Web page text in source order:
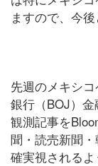
ますので、今
先週のメキシ
銀行（BOJ）
観測記事を
聞・読売新聞
確実視されるよ